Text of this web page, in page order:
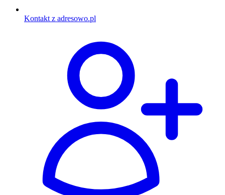
Kontakt z adresowo.pl